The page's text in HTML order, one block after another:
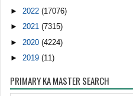
►2022(17076)
►2021(7315)
► 2020(4224)
► 2019(11)
PRIMARY KA MASTER SEARCH